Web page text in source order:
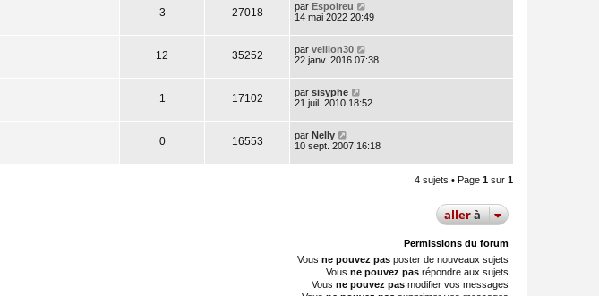
3 27018 par Espoireu
14 mai 2022 20:49
12 35252 par veillon30
22 janv. 2016 07:38
1 17102 par sisyphe
21 juil. 2010 18:52
0 16553 par Nelly
10 sept. 2007 16:18
4 sujets • Page 1 sur 1
allerà
Permissions du forum
Vous ne pouvez pas poster de nouveaux sujets
Vous ne pouvez pas répondre aux sujets
Vous ne pouvez pas modifier vos messages